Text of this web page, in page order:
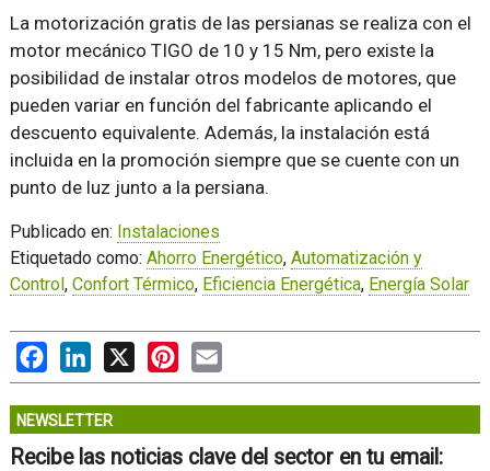
La motorización gratis de las persianas se realiza con el
motor mecánico TIGO de 10 y 15 Nm, pero existe la
posibilidad de instalar otros modelos de motores, que
pueden variar en función del fabricante aplicando el
descuento equivalente. Además, la instalación está
incluida en la promoción siempre que se cuente con un
punto de luz junto a la persiana.
Publicado en: Instalaciones
Etiquetado como: Ahorro Energético, Automatización y
Control , Confort Térmico, Eficiencia Energética, Energía Solar
FacebookLinkedIn Pinterest
NEWSLETTER
Recibe las noticias clave del sector en tu email: